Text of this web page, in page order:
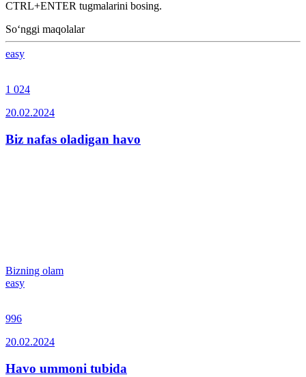
CTRL+ENTER tugmalarini bosing.
So‘nggi maqolalar
easy
1 024
20.02.2024
Biz nafas oladigan havo
Bizning olam
easy
996
20.02.2024
Havo ummoni tubida